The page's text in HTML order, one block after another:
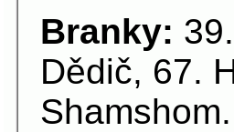
Branky:
Dědič, 67.
Shamshom.